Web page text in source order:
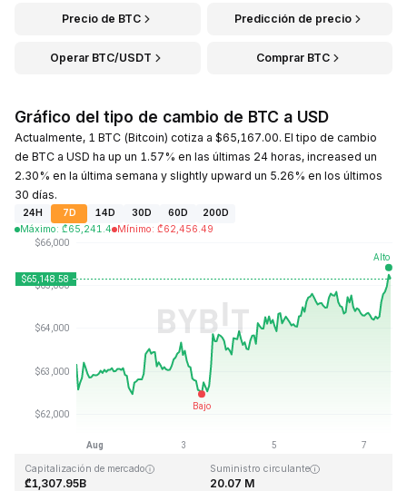
Precio de BTC Predicción de precio
Operar BTC/USDT Comprar BTC
Gráfico del tipo de cambio de BTC a USD
Actualmente, 1 BTC (Bitcoin) cotiza a $65,167.00. El tipo de cambio
de BTC a USD ha up un 1.57% en las últimas 24 horas, increased un
2.30% en la última semana y slightly upward un 5.26% en los últimos
30 días.
24H 7D 14D 30D 60D
200D
Máximo: ₾65,241.4 Mínimo: ₾62,456.49
Última actualización: 2026-08-07, 13:28 GMT+0
₾126,080.00
Capitalización de mercado
₾1,307.95B
Suministro circulante
20.07 M